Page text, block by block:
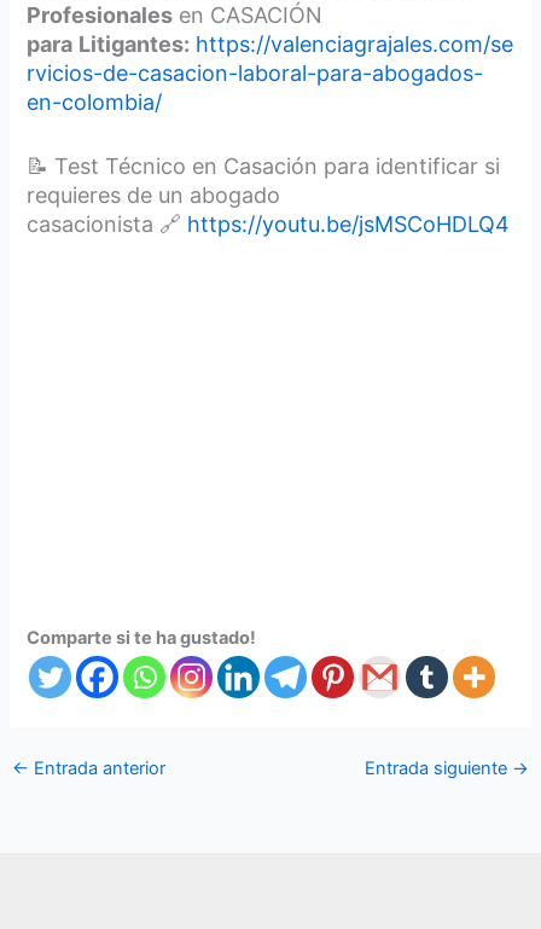
Profesionales en CASACIÓN
para Litigantes: https://valenciagrajales.com/se
rvicios-de-casacion-laboral-para-abogados-
en-colombia/
📝 Test Técnico en Casación para identificar si
requieres de un abogado
casacionista 🔗 https://youtu.be/jsMSCoHDLQ4
Comparte si te ha gustado!
← Entrada anterior Entrada siguiente →